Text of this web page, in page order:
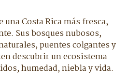
una Costa Rica más fresca,
Sus bosques nubosos,
puentes colgantes y
descubrir un ecosistema
humedad, niebla y vida.